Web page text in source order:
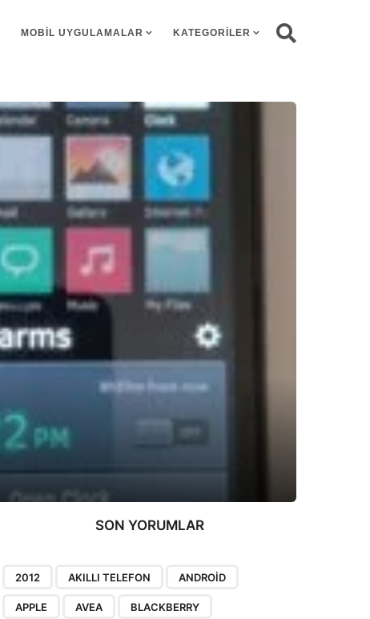
MOBIL UYGULAMALAR KATEGORILER
SON YORUMLAR
2012 AKILLI TELEFON ANDROID
APPLE AVEA BLACKBERRY